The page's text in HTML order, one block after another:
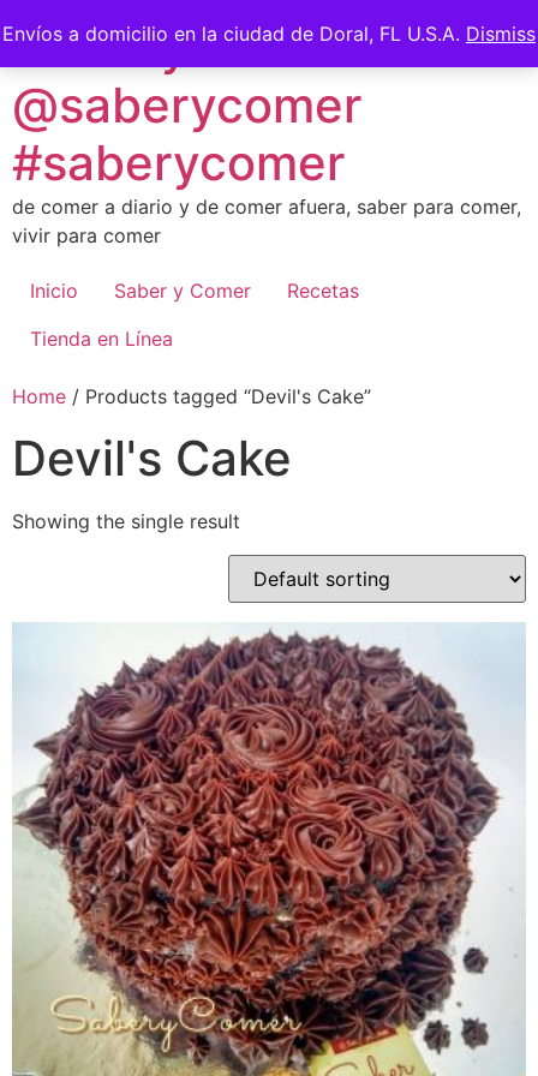
Envíos a domicilio en la ciudad de Doral, FL U.S.A. Dismiss
to
content
Saber y Comer -
@saberycomer
#saberycomer
de comer a diario y de comer afuera, saber para comer,
vivir para comer
Inicio Saber y Comer
Recetas
Tienda en Línea
Home / Products tagged “Devil's Cake”
Devil's Cake
Showing the single result